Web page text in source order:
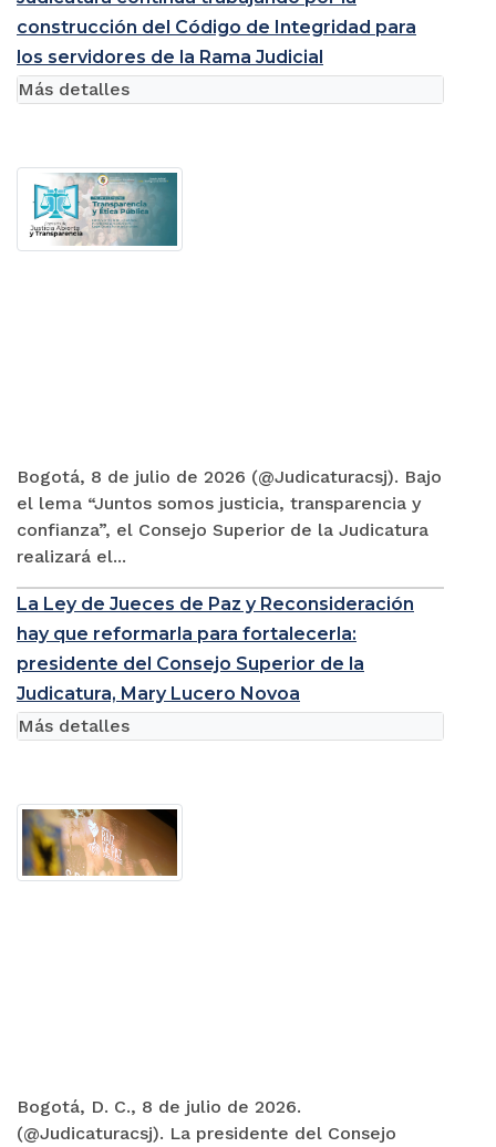
construcción del Código de Integridad para
los servidores de la Rama Judicial
Bogotá, 8 de julio de 2026 (@Judicaturacsj). Bajo
el lema “Juntos somos justicia, transparencia y
confianza”, el Consejo Superior de la Judicatura
realizará el...
Más detalles
La Ley de Jueces de Paz y Reconsideración
hay que reformarla para fortalecerla:
presidente del Consejo Superior de la
Judicatura, Mary Lucero Novoa
Bogotá, D. C., 8 de julio de 2026.
(@Judicaturacsj). La presidente del Consejo
Más detalles